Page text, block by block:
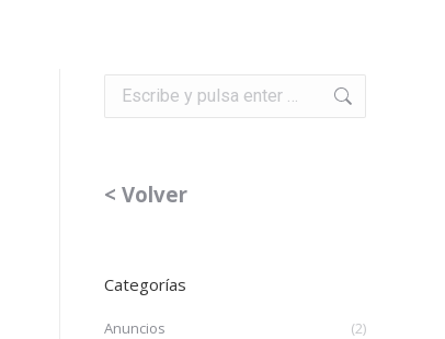
Buscar:
< Volver
Categorías
Anuncios
(2)